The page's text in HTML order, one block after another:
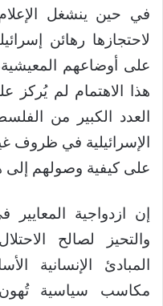
في حين ينشغل
لاحتجازها رهائن
على أوضاعهم
هذا الاهتمام لم يُركز
العدد الكبير من
الإسرائيلية في ظروف
على كيفية وصولهم إلى
إن ازدواجية
والتحيز لصالح
المبادئ الإنسانية
مكاسب سياسية